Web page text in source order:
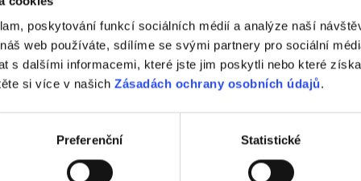
poskytování funkcí sociálních médií a analýze naší
web používáte, sdílíme se svými partnery pro sociální
s dalšími informacemi, které jste jim poskytli nebo které
si více v našich Zásadách ochrany osobních údajů.
Preferenční Statistické
Výhercem soutěže o poukaz na projektovou dokumentaci
typového projektu e4 dům od wienerbergeru zdarma se
stal pan Jiří Racek. Do soutěže se zapojil jednoduše –
vyplněním registračního formuláře na webových stránkách
e4 dům a bezplatnou konzultací stavby v průběhu
zařadil do slosování, ve kterém se na něj nakonec usmálo
štěstí. Soutěž probíhala od 19. července do 30. září 2025.